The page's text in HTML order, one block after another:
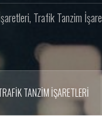
Trafik Tanzim
TANZIM İŞARETLERI